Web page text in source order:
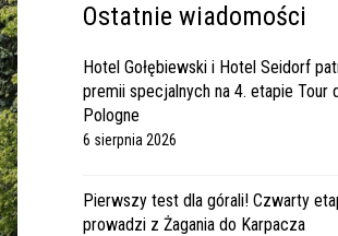
Ostatnie wiadomości
Hotel Gołębiewski i Hotel Seidorf
premii specjalnych na 4. etapie Tour
Pologne
6 sierpnia 2026
Pierwszy test dla górali! Czwarty
prowadzi z Żagania do Karpacza